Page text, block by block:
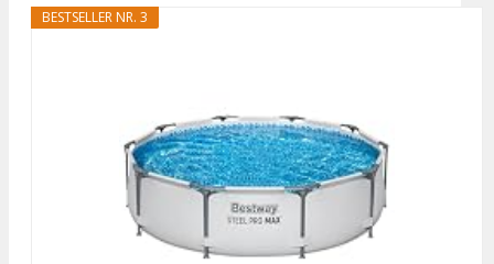
BESTSELLER NR. 3